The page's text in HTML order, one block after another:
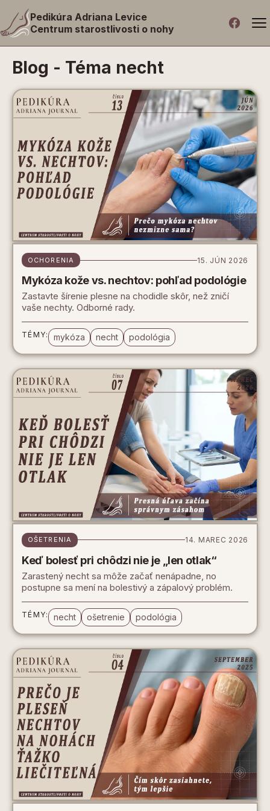
Pedikúra Adriana Levice
Centrum starostlivosti o nohy
Blog - Téma necht
OCHORENIA 15. JÚN 2026
Mykóza kože vs. nechtov: pohľad podológie
Zastavte šírenie plesne na chodidle skôr, než zničí
vaše nechty. Odborné rady.
TÉMY: mykóza necht podológia
OŠETRENIA 14. MAREC 2026
Keď bolesť pri chôdzi nie je „len otlak“
Zarastený necht sa môže začať nenápadne, no
postupne sa mení na bolestivý a zápalový problém.
TÉMY: necht ošetrenie podológia